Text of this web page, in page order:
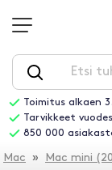
Toimitus alkaen
Tarvikkeet
850 000
Mac » Mac mini